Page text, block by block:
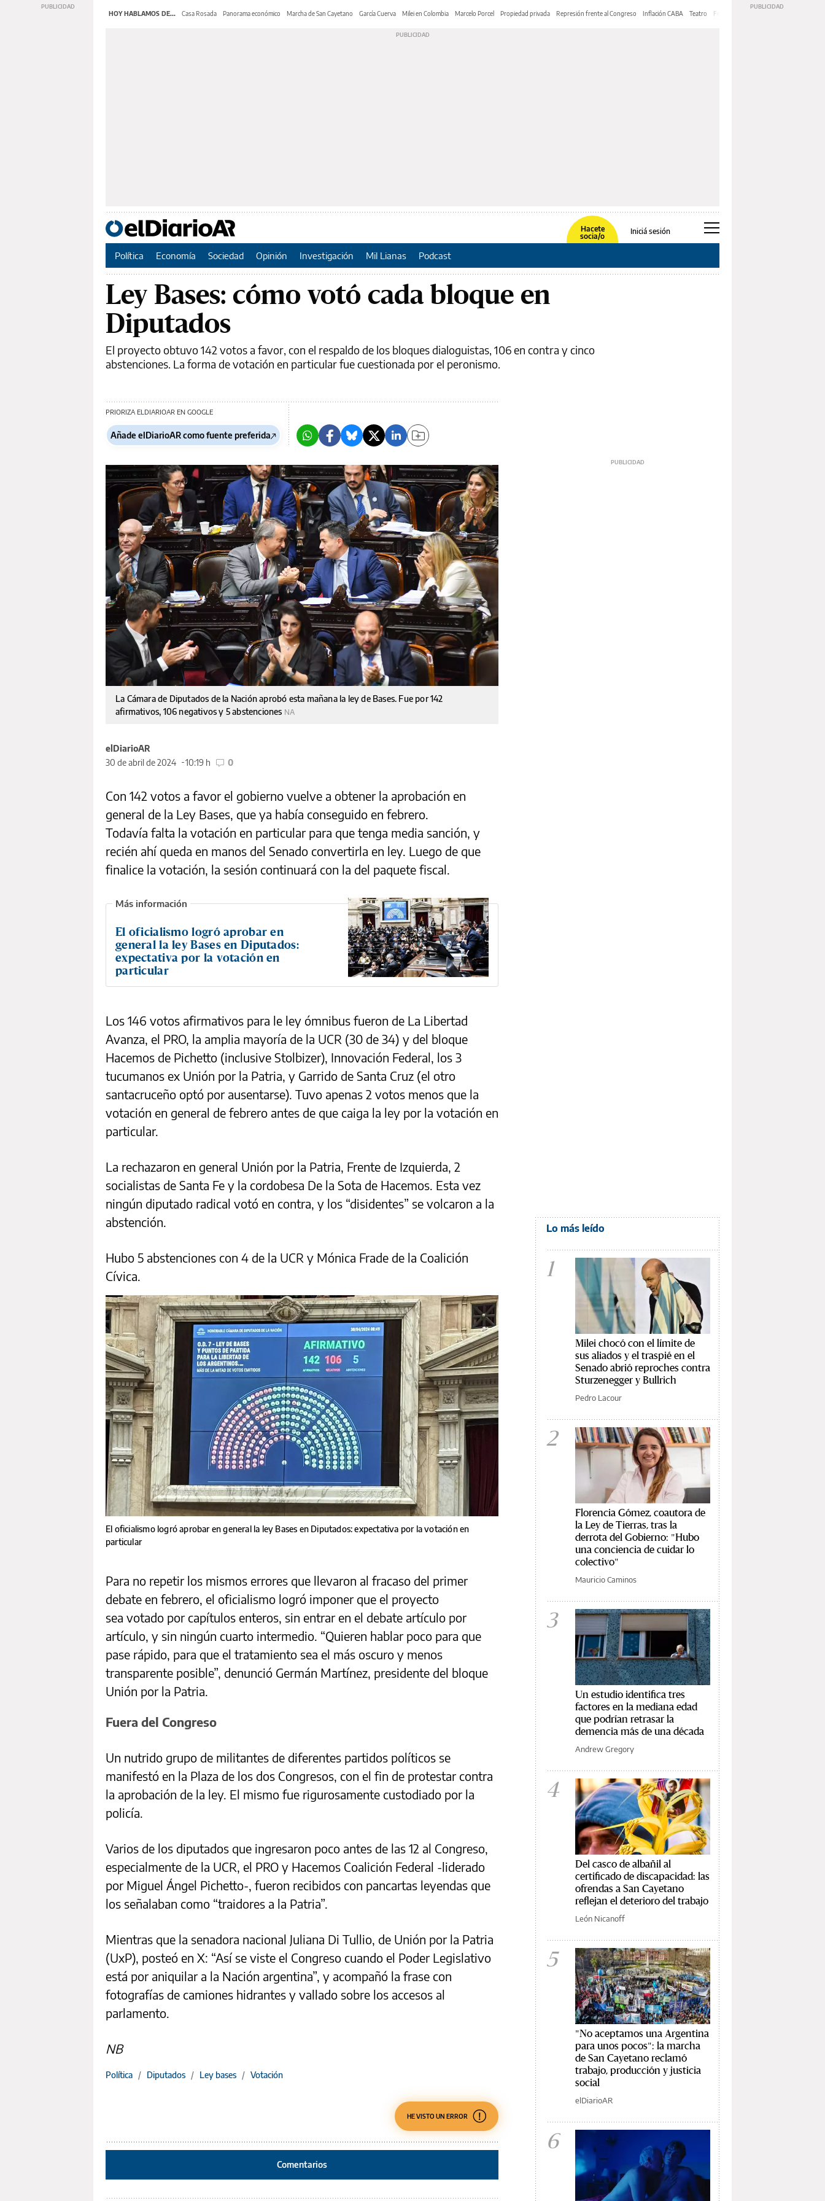
HOY HABLAMOS DE... Casa Rosada Panorama económico Marcha de San Cayetano García Cuerva Milei en Colombia Marcelo Porcel Propiedad privada Represión frente al Congreso Inflación CABA Teatro Feria de Editores
Hacete
socia/o
Iniciá sesión
Política Economía Sociedad Opinión Investigación Mil Lianas Podcast
Ley Bases: cómo votó cada bloque en
Diputados
El proyecto obtuvo 142 votos a favor, con el respaldo de los bloques dialoguistas, 106 en contra y cinco
abstenciones. La forma de votación en particular fue cuestionada por el peronismo.
PRIORIZA ELDIARIOAR EN GOOGLE
Añade elDiarioAR como fuente preferida
La Cámara de Diputados de la Nación aprobó esta mañana la ley de Bases. Fue por 142
afirmativos, 106 negativos y 5 abstenciones NA
elDiarioAR
30 de abril de 2024
10:19 h 0
Con 142 votos a favor el gobierno vuelve a obtener la aprobación en
general de la Ley Bases, que ya había conseguido en febrero.
Todavía falta la votación en particular para que tenga media sanción, y
recién ahí queda en manos del Senado convertirla en ley. Luego de que
finalice la votación, la sesión continuará con la del paquete fiscal.
El oficialismo logró aprobar en
general la ley Bases en Diputados:
expectativa por la votación en
particular
Los 146 votos afirmativos para le ley ómnibus fueron de La Libertad
Avanza, el PRO, la amplia mayoría de la UCR (30 de 34) y del bloque
Hacemos de Pichetto (inclusive Stolbizer), Innovación Federal, los 3
tucumanos ex Unión por la Patria, y Garrido de Santa Cruz (el otro
santacruceño optó por ausentarse). Tuvo apenas 2 votos menos que la
votación en general de febrero antes de que caiga la ley por la votación en
particular.
La rechazaron en general Unión por la Patria, Frente de Izquierda, 2
socialistas de Santa Fe y la cordobesa De la Sota de Hacemos. Esta vez
ningún diputado radical votó en contra, y los “disidentes” se volcaron a la
abstención.
Hubo 5 abstenciones con 4 de la UCR y Mónica Frade de la Coalición
Cívica.
El oficialismo logró aprobar en general la ley Bases en Diputados: expectativa por la votación en
particular
Para no repetir los mismos errores que llevaron al fracaso del primer
debate en febrero, el oficialismo logró imponer que el proyecto
sea votado por capítulos enteros, sin entrar en el debate artículo por
artículo, y sin ningún cuarto intermedio. “Quieren hablar poco para que
pase rápido, para que el tratamiento sea el más oscuro y menos
transparente posible”, denunció Germán Martínez, presidente del bloque
Unión por la Patria.
Fuera del Congreso
Un nutrido grupo de militantes de diferentes partidos políticos se
manifestó en la Plaza de los dos Congresos, con el fin de protestar contra
la aprobación de la ley. El mismo fue rigurosamente custodiado por la
policía.
Varios de los diputados que ingresaron poco antes de las 12 al Congreso,
especialmente de la UCR, el PRO y Hacemos Coalición Federal -liderado
por Miguel Ángel Pichetto-, fueron recibidos con pancartas leyendas que
los señalaban como “traidores a la Patria”.
Mientras que la senadora nacional Juliana Di Tullio, de Unión por la Patria
(UxP), posteó en X: “Así se viste el Congreso cuando el Poder Legislativo
está por aniquilar a la Nación argentina”, y acompañó la frase con
fotografías de camiones hidrantes y vallado sobre los accesos al
parlamento.
NB
Política / Diputados / Ley bases / Votación
HE VISTO UN ERROR
Comentarios
Lo más leído
1
Milei chocó con el límite de
sus aliados y el traspié en el
Senado abrió reproches contra
Sturzenegger y Bullrich
Pedro Lacour
2
Florencia Gómez, coautora de
la Ley de Tierras, tras la
derrota del Gobierno: "Hubo
una conciencia de cuidar lo
colectivo"
Mauricio Caminos
3
Un estudio identifica tres
factores en la mediana edad
que podrían retrasar la
demencia más de una década
Andrew Gregory
4
Del casco de albañil al
certificado de discapacidad: las
ofrendas a San Cayetano
reflejan el deterioro del trabajo
León Nicanoff
5
"No aceptamos una Argentina
para unos pocos": la marcha
de San Cayetano reclamó
trabajo, producción y justicia
social
elDiarioAR
6